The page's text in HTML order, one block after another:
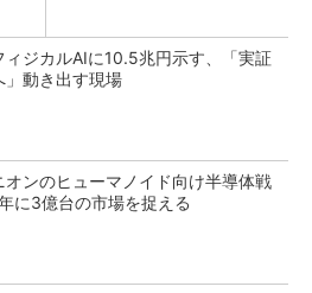
ィジカルAIに10.5兆円示す、「実証
」動き出す現場
オンのヒューマノイド向け半導体戦
に3億台の市場を捉える